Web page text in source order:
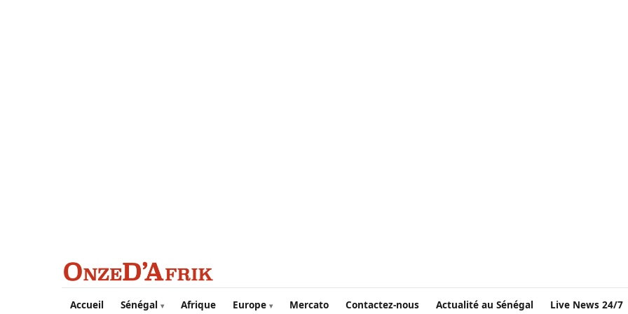
Aller au contenu principal
Accueil Sénégal Afrique Europe Mercato Contactez-nous Actualité au Sénégal Live News 24/7